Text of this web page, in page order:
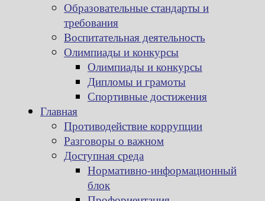
Образовательные стандарты и
требования
Воспитательная деятельность
Олимпиады и конкурсы
Олимпиады и конкурсы
Дипломы и грамоты
Спортивные достижения
Главная
Противодействие коррупции
Разговоры о важном
Доступная среда
Нормативно-информационный
блок